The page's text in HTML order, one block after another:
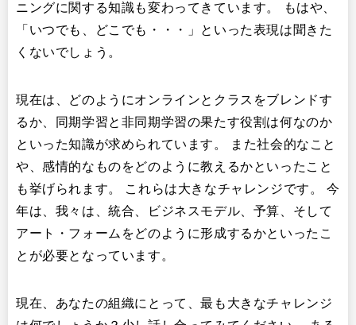
ニングに関する知識も変わってきています。 もはや、
「いつでも、どこでも・・・」といった表現は聞きた
くないでしょう。
現在は、どのようにオンラインとクラスをブレンドす
るか、同期学習と非同期学習の果たす役割は何なのか
といった知識が求められています。 また社会的なこと
や、感情的なものをどのように教えるかといったこと
も挙げられます。 これらは大きなチャレンジです。 今
年は、我々は、統合、ビジネスモデル、予算、そして
アート・フォームをどのように形成するかといったこ
とが必要となっています。
現在、あなたの組織にとって、最も大きなチャレンジ